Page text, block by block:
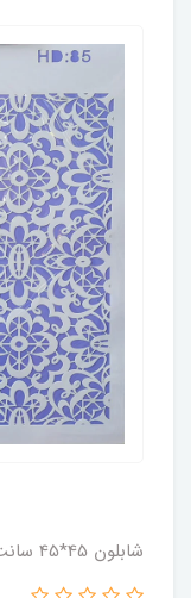
شابلون 45*45 سانت